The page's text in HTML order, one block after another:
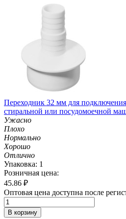
Переходник 32 мм для
стиральной или посудомоечной
Ужасно
Плохо
Нормально
Хорошо
Отлично
Упаковка: 1
Розничная цена:
45.86 ₽
Оптовая цена доступна после
В корзину